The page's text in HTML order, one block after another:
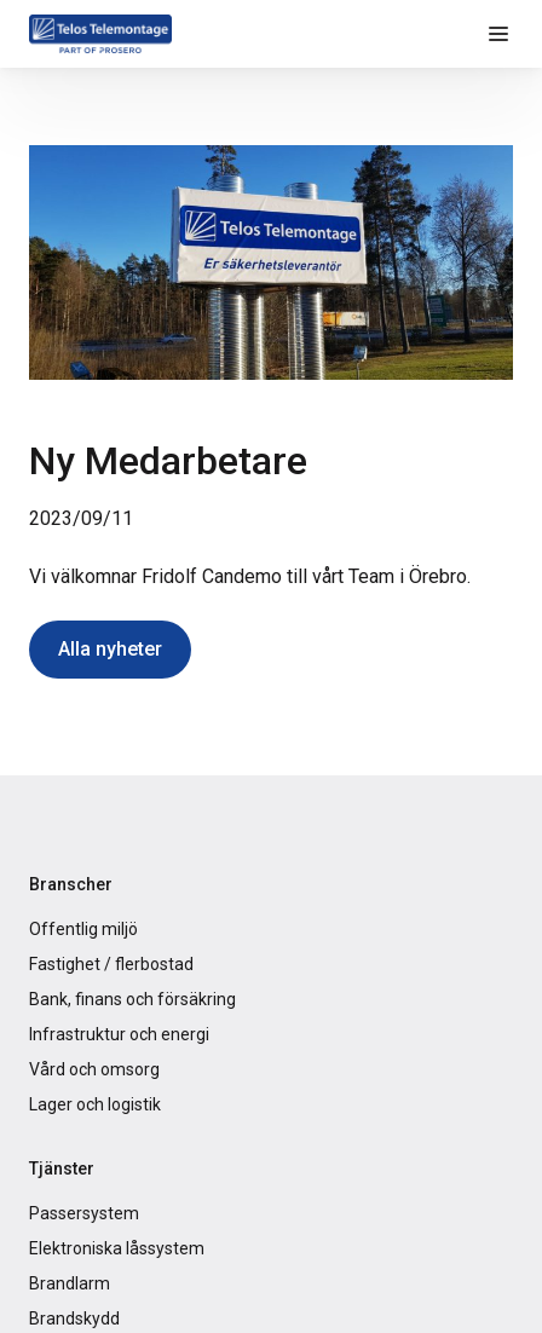
Ny Medarbetare
2023/09/11
Vi välkomnar Fridolf Candemo till vårt Team i Örebro.
Alla nyheter
Branscher
Offentlig miljö
Fastighet / flerbostad
Bank, finans och försäkring
Infrastruktur och energi
Vård och omsorg
Lager och logistik
Tjänster
Passersystem
Elektroniska låssystem
Brandlarm
Brandskydd